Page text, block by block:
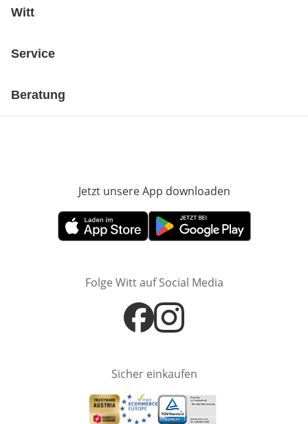
Witt
Service
Beratung
Jetzt unsere App downloaden
Öffnet in neuem FensterÖffnet in neuem Fenster
Folge Witt auf Social Media
Öffnet in neuem Fenster
Öffnet in neuem Fenster
Sicher einkaufen